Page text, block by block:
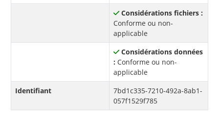
Considérations fichiers :
Conforme ou non-
applicable
Considérations données
: Conforme ou non-
applicable
Identifiant
7bd1c335-7210-492a-8ab1-
057f1529f785